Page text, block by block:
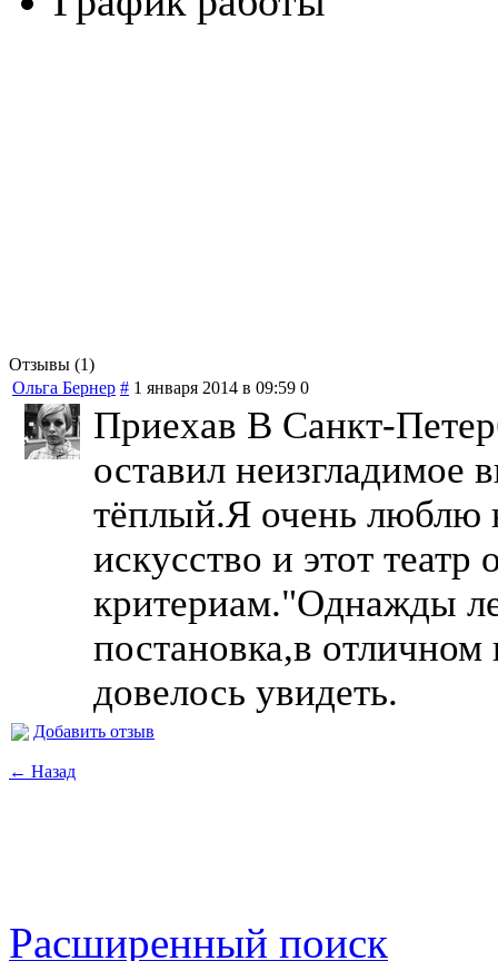
Отзывы (1)
Ольга Бернер # 1 января 2014 в 09:59 0
Приехав В Санкт-
оставил неизгладимое
тёплый.Я очень люблю
искусство и этот театр
критериам."Однажды
постановка,в
довелось увидеть.
Добавить отзыв
← Назад
Расширенный поиск